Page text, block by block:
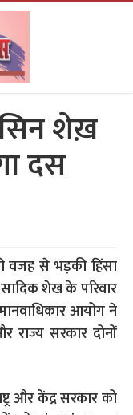
शेख़
दस
वजह से भड़की हिंसा
शेख के परिवार
आयोग ने
सरकार दोनों
और केंद्र सरकार को